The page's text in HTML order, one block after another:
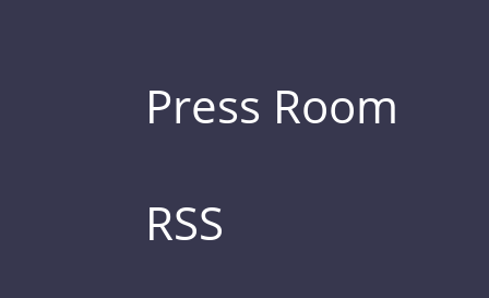
Press Room
RSS